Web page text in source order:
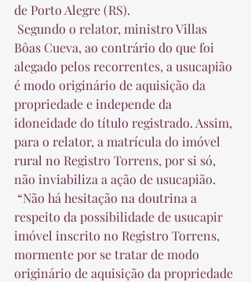
de Porto Alegre (RS).
Bôas Cueva, ao contrário do que foi
alegado pelos recorrentes, a usucapião
é modo originário de aquisição da
propriedade e independe da
idoneidade do título registrado. Assim,
para o relator, a matrícula do imóvel
rural no Registro Torrens, por si só,
não inviabiliza a ação de usucapião.
respeito da possibilidade de usucapir
imóvel inscrito no Registro Torrens,
mormente por se tratar de modo
originário de aquisição da propriedade